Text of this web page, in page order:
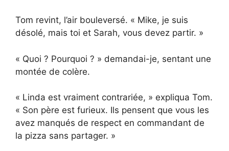
Tom revint, l’air bouleversé. « Mike, je suis
désolé, mais toi et Sarah, vous devez partir. »
« Quoi ? Pourquoi ? » demandai-je, sentant une
montée de colère.
« Linda est vraiment contrariée, » expliqua Tom.
« Son père est furieux. Ils pensent que vous les
avez manqués de respect en commandant de
la pizza sans partager. »